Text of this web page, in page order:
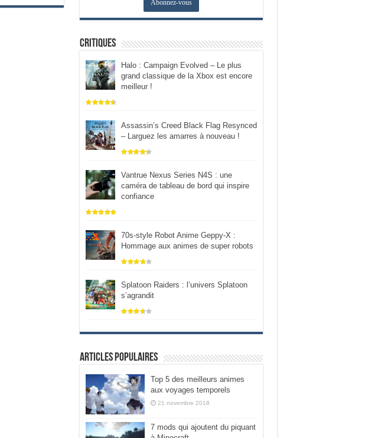
Critiques
Halo : Campaign Evolved – Le plus
grand classique de la Xbox est encore
meilleur !
Assassin’s Creed Black Flag Resynced
– Larguez les amarres à nouveau !
Vantrue Nexus Series N4S : une
caméra de tableau de bord qui inspire
confiance
70s-style Robot Anime Geppy-X :
Hommage aux animes de super robots
Splatoon Raiders : l’univers Splatoon
s’agrandit
Articles populaires
Top 5 des meilleurs animes
aux voyages temporels
21 novembre 2018
7 mods qui ajoutent du piquant